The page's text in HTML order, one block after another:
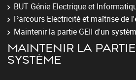
BUT Génie Electrique et
Parcours Electricité et maîtrise de
Maintenir la partie GEII d'un
MAINTENIR LA
SYSTÈME